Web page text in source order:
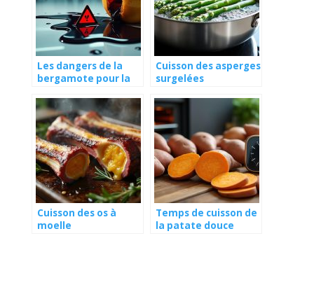
Les dangers de la
bergamote pour la
Cuisson des asperges
surgelées
Cuisson des os à
moelle
Temps de cuisson de
la patate douce